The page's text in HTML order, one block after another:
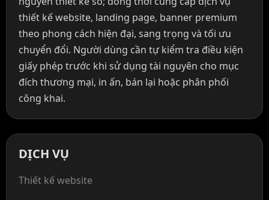
thiết kế website, landing page, banner premium
theo phong cách hiện đại, sang trọng và tối ưu
chuyển đổi. Người dùng cần tự kiểm tra điều kiện
giấy phép trước khi sử dụng tài nguyên cho mục
đích thương mại, in ấn, bán lại hoặc phân phối
công khai.
DỊCH VỤ
Thiết kế website